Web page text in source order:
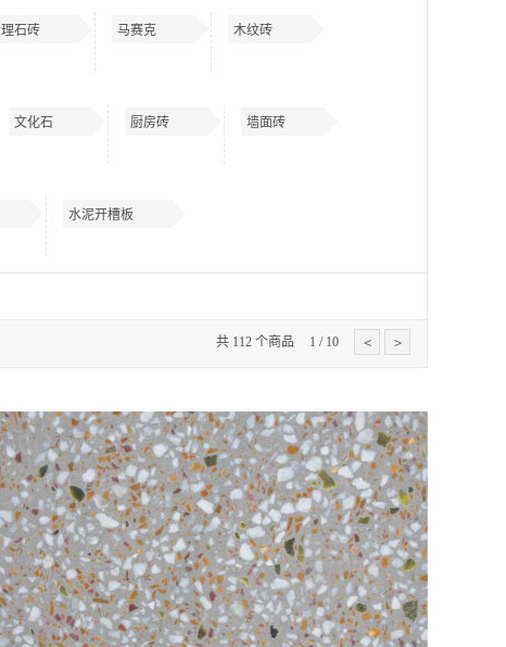
石砖 马赛克 木纹砖
文化石 厨房砖 墙面砖
水泥开槽板
共 112 个商品 1 / 10 >
<